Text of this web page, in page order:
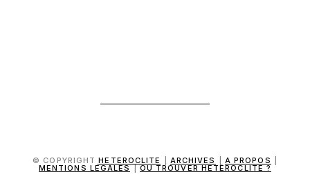
© COPYRIGHTHETEROCLITE ARCHIVES A PROPOS
MENTIONS LÉGALES|OÙ TROUVER HÉTÉROCLITE ?